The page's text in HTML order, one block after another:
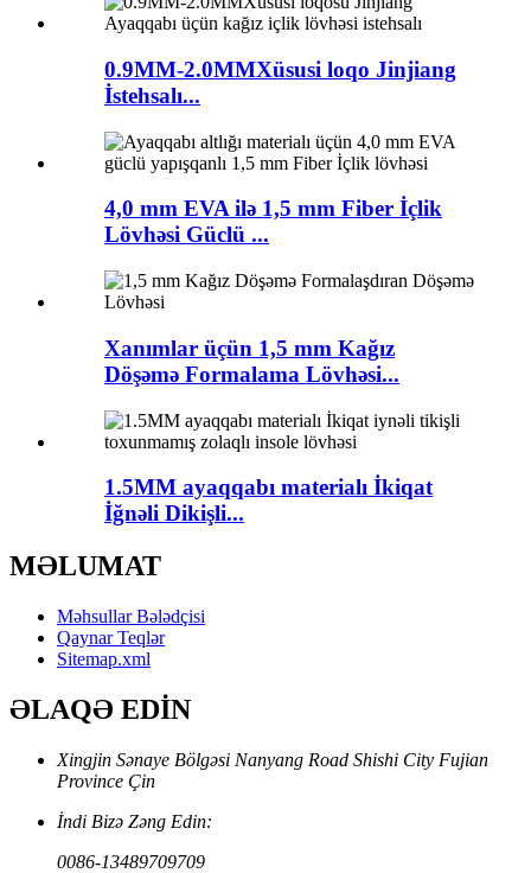
0.9MM-2.0MMXüsusi loqo Jinjiang
İstehsalı...
4,0 mm EVA ilə 1,5 mm Fiber İçlik
Lövhəsi Güclü ...
Xanımlar üçün 1,5 mm Kağız
Döşəmə Formalama Lövhəsi...
1.5MM ayaqqabı materialı İkiqat
İğnəli Dikişli...
MƏLUMAT
Məhsullar Bələdçisi
Qaynar Teqlər
Sitemap.xml
ƏLAQƏ EDİN
Xingjin Sənaye Bölgəsi Nanyang Road Shishi City Fujian
Province Çin
İndi Bizə Zəng Edin:
0086-13489709709